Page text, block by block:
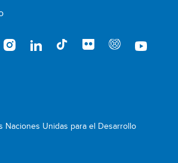
Naciones Unidas para el Desarrollo